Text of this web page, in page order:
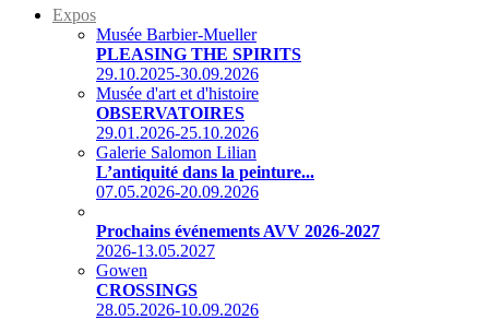
Expos
Musée Barbier-Mueller
PLEASING THE SPIRITS
29.10.2025-30.09.2026
Musée d'art et d'histoire
OBSERVATOIRES
29.01.2026-25.10.2026
Galerie Salomon Lilian
L’antiquité dans la peinture...
07.05.2026-20.09.2026
Prochains événements AVV 2026-2027
2026-13.05.2027
Gowen
CROSSINGS
28.05.2026-10.09.2026